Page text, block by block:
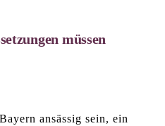
müssen
ansässig sein, ein